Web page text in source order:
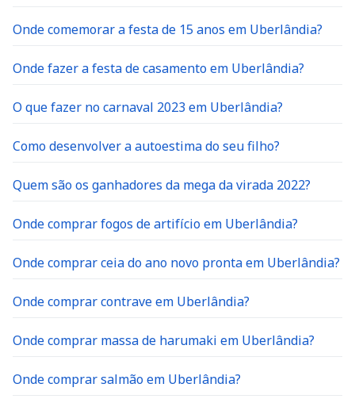
Onde comemorar a festa de 15 anos em Uberlândia?
Onde fazer a festa de casamento em Uberlândia?
O que fazer no carnaval 2023 em Uberlândia?
Como desenvolver a autoestima do seu filho?
Quem são os ganhadores da mega da virada 2022?
Onde comprar fogos de artifício em Uberlândia?
Onde comprar ceia do ano novo pronta em Uberlândia?
Onde comprar contrave em Uberlândia?
Onde comprar massa de harumaki em Uberlândia?
Onde comprar salmão em Uberlândia?